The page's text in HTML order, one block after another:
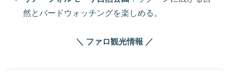
然とバードウォッチングを楽しめる。
＼ ファロ観光情報 ／